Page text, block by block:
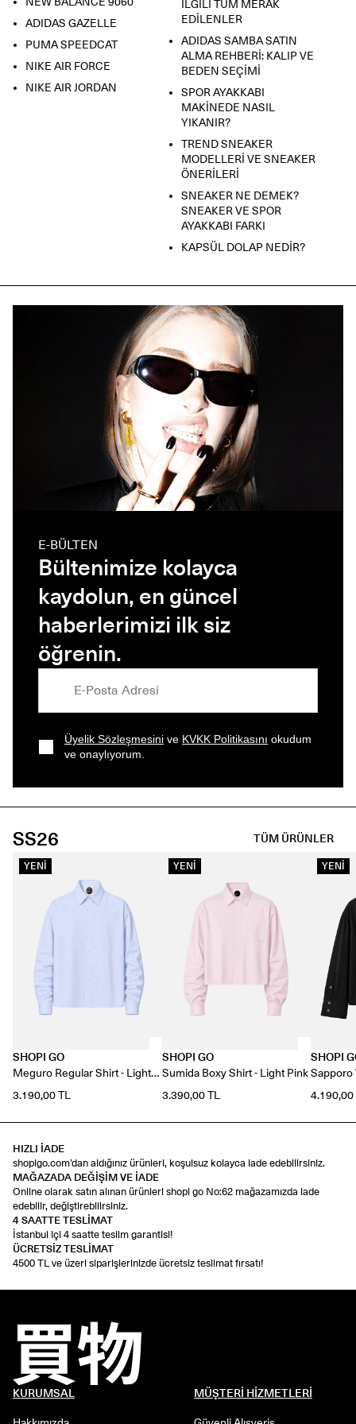
info@shopigo.com
444 86 84.
ADIDAS GAZELLE
PUMA SPEEDCAT
NIKE AIR FORCE
NIKE AIR JORDAN
İLGİLİ TÜM MERAK
EDİLENLER
ADIDAS SAMBA SATIN
ALMA REHBERİ: KALIP VE
BEDEN SEÇİMİ
SPOR AYAKKABI
MAKİNEDE NASIL
YIKANIR?
TREND SNEAKER
MODELLERİ VE SNEAKER
ÖNERİLERİ
SNEAKER NE DEMEK?
SNEAKER VE SPOR
AYAKKABI FARKI
KAPSÜL DOLAP NEDİR?
E-BÜLTEN
Bültenimize kolayca
kaydolun, en güncel
haberlerimizi ilk siz
öğrenin.
Üyelik Sözleşmesini ve KVKK Politikasını okudum
ve onaylıyorum.
SS26 TÜM ÜRÜNLER
YENİ
SHOPI GO
Meguro Regular Shirt - Light
Blue
3.190,00 TL
YENİ
SHOPI GO
Sumida Boxy Shirt - Light Pink
3.390,00 TL
YENİ
SHOPI
Sapporo
4.190,00
HIZLI İADE
shopigo.com’dan aldığınız ürünleri, koşulsuz kolayca iade edebilirsiniz.
MAĞAZADA DEĞİŞİM VE İADE
Online olarak satın alınan ürünleri shopi go No:62 mağazamızda iade
edebilir, değiştirebilirsiniz.
4 SAATTE TESLİMAT
İstanbul içi 4 saatte teslim garantisi!
ÜCRETSİZ TESLİMAT
4500 TL ve üzeri siparişlerinizde ücretsiz teslimat fırsatı!
KURUMSAL MÜŞTERİ HİZMETLERİ